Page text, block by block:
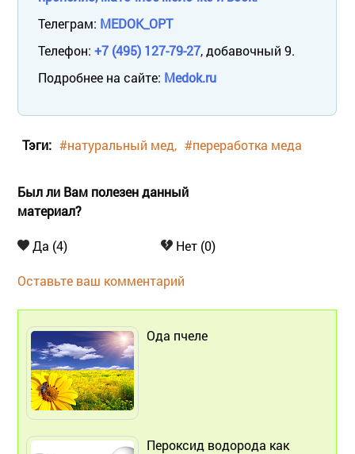
Телеграм: MEDOK_OPT
Телефон: +7 (495) 127-79-27, добавочный 9.
Подробнее на сайте: Medok.ru
Тэги: #натуральный мед #переработка меда
Был ли Вам полезен данный
материал?
Да (4) Нет (0)
Оставьте ваш комментарий
Ода пчеле
Пероксид водорода как